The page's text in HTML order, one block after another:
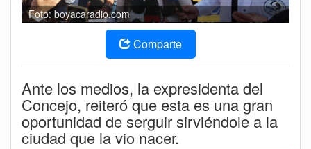
Foto: boyacaradio.com
Comparte
Ante los medios, la expresidenta del
Concejo, reiteró que esta es una gran
oportunidad de serguir sirviéndole a la
ciudad que la vio nacer.